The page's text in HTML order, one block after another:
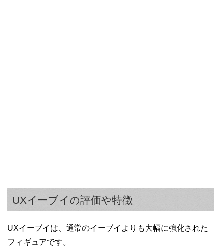
UXイーブイの評価や特徴
UXイーブイは、通常のイーブイよりも大幅に強化された
フィギュアです。